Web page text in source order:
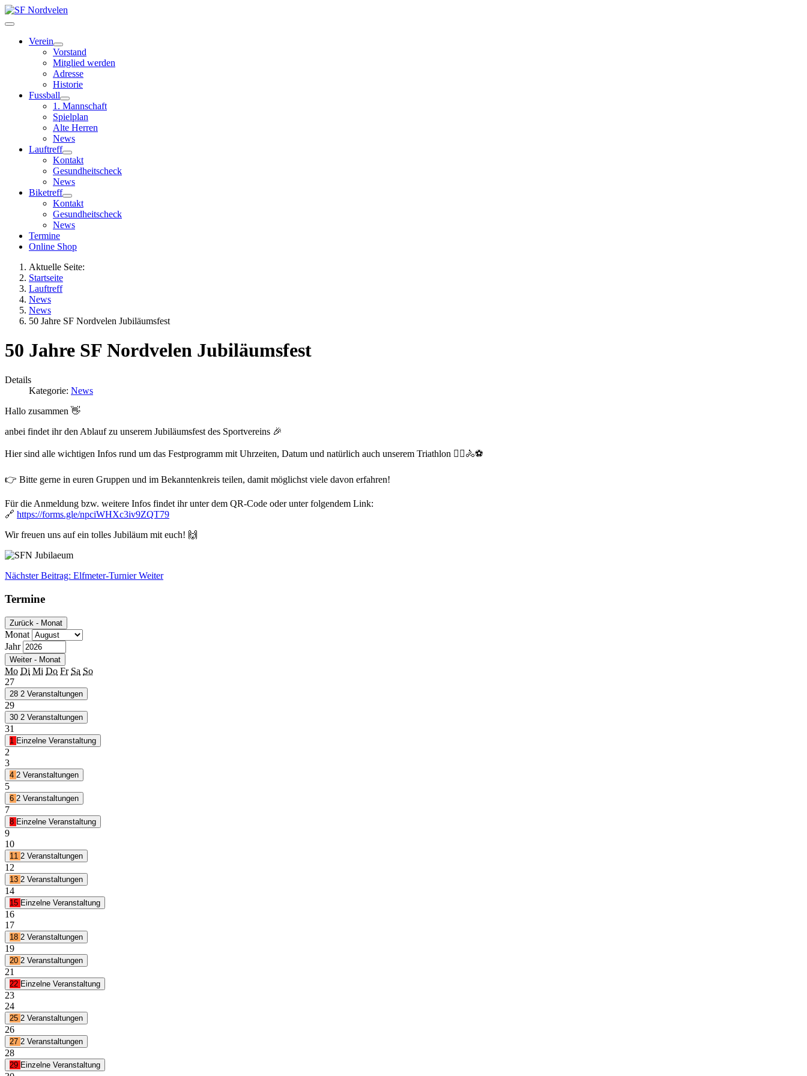
Verein
Vorstand
Mitglied werden
Adresse
Historie
Fussball
1. Mannschaft
Spielplan
Alte Herren
News
Lauftreff
Kontakt
Gesundheitscheck
News
Biketreff
Kontakt
Gesundheitscheck
News
Termine
Online Shop
Aktuelle Seite:
Startseite
Lauftreff
News
News
50 Jahre SF Nordvelen Jubiläumsfest
50 Jahre SF Nordvelen Jubiläumsfest
Details
Kategorie: News
Hallo zusammen 👋
anbei findet ihr den Ablauf zu unserem Jubiläumsfest des Sportvereins 🎉
Hier sind alle wichtigen Infos rund um das Festprogramm mit Uhrzeiten, Datum und natürlich auch unserem Triathlon 🏃‍♂️🚴⚽️
👉 Bitte gerne in euren Gruppen und im Bekanntenkreis teilen, damit möglichst viele davon erfahren!
Für die Anmeldung bzw. weitere Infos findet ihr unter dem QR-Code oder unter folgendem Link:
🔗 https://forms.gle/npciWHXc3iv9ZQT79
Wir freuen uns auf ein tolles Jubiläum mit euch! 🙌
Nächster Beitrag: Elfmeter-TurnierWeiter
Termine
Zurück - Monat
Monat
Jahr
Weiter - Monat
Mo Di Mi Do Fr Sa So
27
28 2 Veranstaltungen
29
30 2 Veranstaltungen
31
1 Einzelne Veranstaltung
2
3
4 2 Veranstaltungen
5
6 2 Veranstaltungen
7
8 Einzelne Veranstaltung
9
10
11 2 Veranstaltungen
12
13 2 Veranstaltungen
14
15 Einzelne Veranstaltung
16
17
18 2 Veranstaltungen
19
20 2 Veranstaltungen
21
22 Einzelne Veranstaltung
23
24
25 2 Veranstaltungen
26
27 2 Veranstaltungen
28
29 Einzelne Veranstaltung